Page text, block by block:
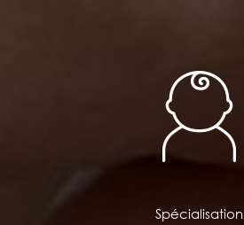
Spécialisation